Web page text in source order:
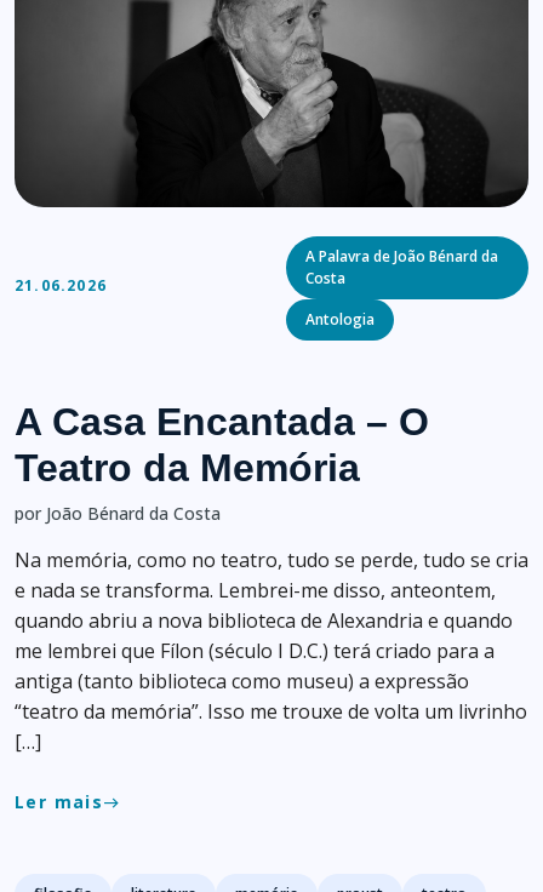
21.06.2026
Categories
A Palavra de João Bénard da
Costa
Antologia
A Casa Encantada – O
Teatro da Memória
por João Bénard da Costa
Na memória, como no teatro, tudo se perde, tudo se cria
e nada se transforma. Lembrei-me disso, anteontem,
quando abriu a nova biblioteca de Alexandria e quando
me lembrei que Fílon (século I D.C.) terá criado para a
antiga (tanto biblioteca como museu) a expressão
“teatro da memória”. Isso me trouxe de volta um livrinho
[…]
Ler maiseast